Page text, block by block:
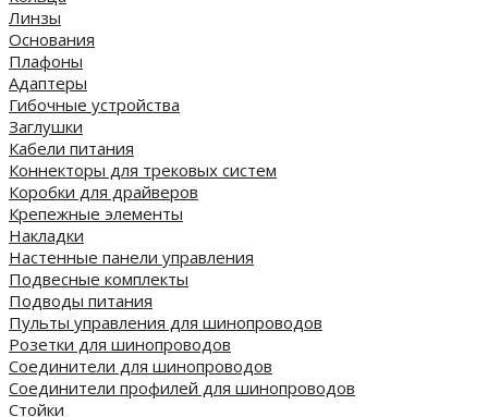
Линзы
Основания
Плафоны
Адаптеры
Гибочные устройства
Заглушки
Кабели питания
Коннекторы для трековых систем
Коробки для драйверов
Крепежные элементы
Накладки
Настенные панели управления
Подвесные комплекты
Подводы питания
Пульты управления для шинопроводов
Розетки для шинопроводов
Соединители для шинопроводов
Соединители профилей для шинопроводов
Стойки